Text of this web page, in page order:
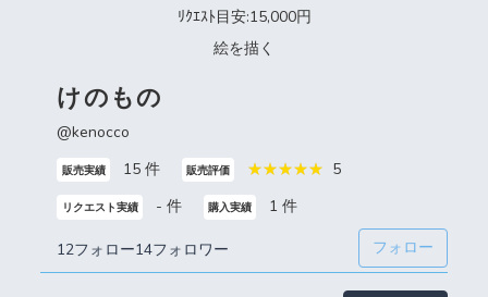
ﾘｸｴｽﾄ目安:15,000円
絵を描く
けのもの
@kenocco
販売実績 15 件 販売評価 5
リクエスト実績 - 件 購入実績 1 件
12フォロー14フォロワー フォロー